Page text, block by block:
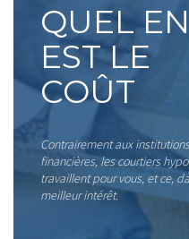
QUEL EN
EST LE
COÛT
Contrairement aux institutions
financières, les courtiers
travaillent pour vous, et ce,
meilleur intérêt.